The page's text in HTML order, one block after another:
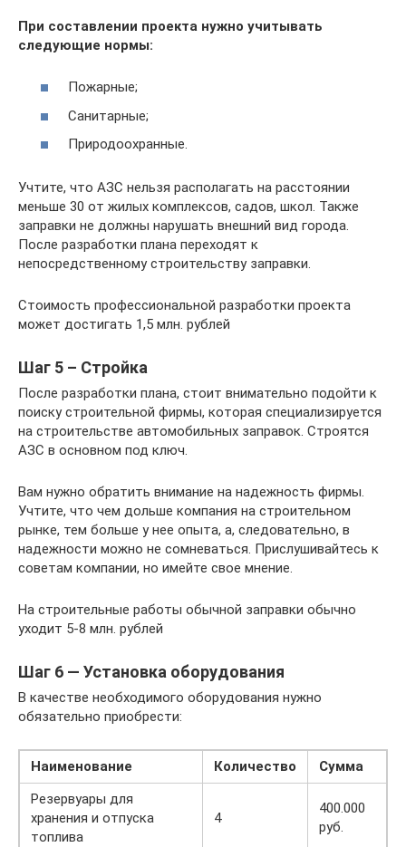
При составлении проекта нужно учитывать
следующие нормы:
Пожарные;
Санитарные;
Природоохранные.
Учтите, что АЗС нельзя располагать на расстоянии
меньше 30 от жилых комплексов, садов, школ. Также
заправки не должны нарушать внешний вид города.
После разработки плана переходят к
непосредственному строительству заправки.
Стоимость профессиональной разработки проекта
может достигать 1,5 млн. рублей
Шаг 5 – Стройка
После разработки плана, стоит внимательно подойти к
поиску строительной фирмы, которая специализируется
на строительстве автомобильных заправок. Строятся
АЗС в основном под ключ.
Вам нужно обратить внимание на надежность фирмы.
Учтите, что чем дольше компания на строительном
рынке, тем больше у нее опыта, а, следовательно, в
надежности можно не сомневаться. Прислушивайтесь к
советам компании, но имейте свое мнение.
На строительные работы обычной заправки обычно
уходит 5-8 млн. рублей
Шаг 6 — Установка оборудования
В качестве необходимого оборудования нужно
обязательно приобрести:
Наименование Количество
Сумма
Резервуары для
хранения и отпуска
топлива
4
400.000
руб.